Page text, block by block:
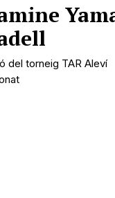
del torneig TAR Aleví